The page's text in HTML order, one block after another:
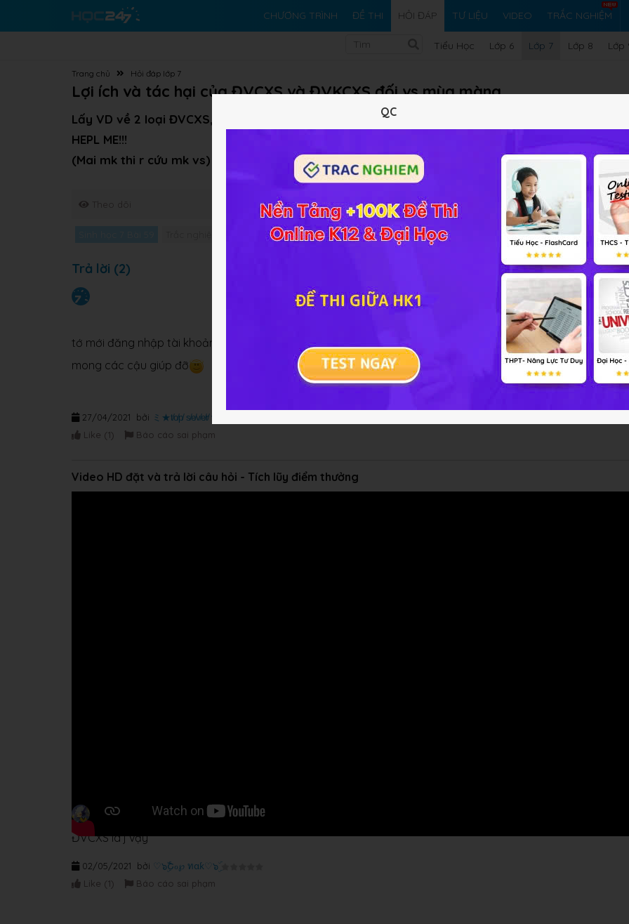
CHƯƠNG TRÌNH ĐỀ THI HỎI ĐÁP TƯ LIỆU VIDEO TRẮC NGHIỆM
Tiểu Học Lớp 6 Lớp 7 Lớp 8 Lớp
Trang chủ Hỏi đáp lớp 7
Lợi ích và tác hại của ĐVCXS và ĐVKCXS đối vs mùa màng
Lấy VD về 2 loại ĐVCXS, 2 loại ĐVKXS có lợi và có hại cho mùa màng
HEPL ME!!!
(Mai mk thi r cứu mk vs)
Theo dõi Vi
Trắc nghiệm Sinh học 7 Bài 59 Giải bài tập Sinh học 7 Bài 59
Trả lời (2)
tớ mới đăng nhập tài khoản hôm nay
mong các cậu giúp đỡ
bởi ミ★t̸o̸p̸ s̸e̸v̸e̸r̸ v̸n̸★彡
27/04/2021
Like ( 1) Báo cáo sai phạm
Video HD đặt và trả lời câu hỏi - Tích lũy điểm thưởng
ĐVCXS là j vậy
bởi ♡๖ۣۜՇℴ℘ ทαƙ♡๖ۣۜ
02/05/2021
Like ( 1) Báo cáo sai phạm
QC